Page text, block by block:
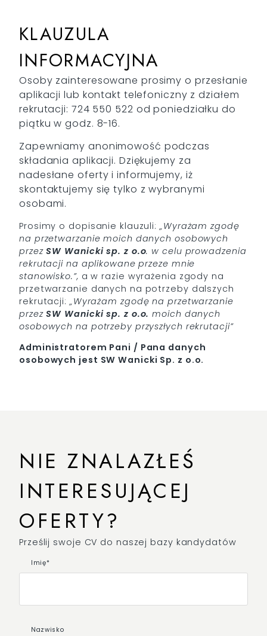
KLAUZULA
INFORMACYJNA
Osoby zainteresowane prosimy o przesłanie
aplikacji lub kontakt telefoniczny z działem
rekrutacji: 724 550 522 od poniedziałku do
piątku w godz. 8-16.
Zapewniamy anonimowość podczas
składania aplikacji. Dziękujemy za
nadesłane oferty i informujemy, iż
skontaktujemy się tylko z wybranymi
osobami.
Prosimy o dopisanie klauzuli: „Wyrażam zgodę
na przetwarzanie moich danych osobowych
przezSW Wanicki sp. z o.o. w celu prowadzenia
rekrutacji na aplikowane przeze mnie
stanowisko.”, a w razie wyrażenia zgody na
przetwarzanie danych na potrzeby dalszych
rekrutacji: „Wyrażam zgodę na przetwarzanie
przezSW Wanicki sp. z o.o. moich danych
osobowych na potrzeby przyszłych rekrutacji”
Administratorem Pani / Pana danych
osobowych jest SW Wanicki Sp. z o.o.
NIE ZNALAZŁEŚ
INTERESUJĄCEJ
OFERTY?
Prześlij swoje CV do naszej bazy kandydatów
Imię*
Nazwisko